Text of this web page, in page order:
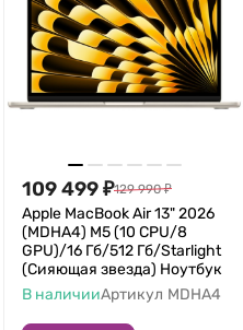
109 499₽129 990 ₽
Apple MacBook Air 13" 2026
(MDHA4) M5 (10 CPU/8
GPU)/16 Гб/512 Гб/Starlight
(Сияющая звезда) Ноутбук
В наличииАртикул MDHA4